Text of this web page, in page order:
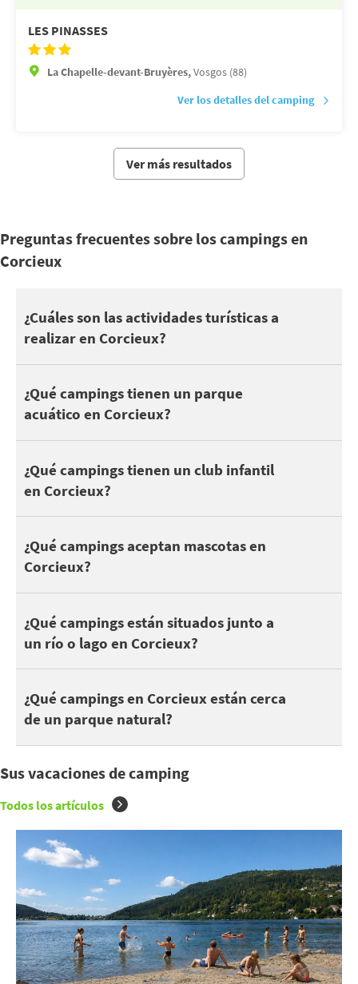
LES PINASSES
La Chapelle-devant-Bruyères,Vosgos (88)
Ver los detalles del camping
Ver más resultados
Preguntas frecuentes sobre los campings en
Corcieux
¿Cuáles son las actividades turísticas a
realizar en Corcieux?
Corcieux se encuentra cerca de Massif des Vosges
También puede aprovechar sus vacaciones en Corcieux para
En cuanto a la naturaleza, descubra LE CHAMP DE ROCHES en
Salir con los niños y disfrutar de las atracciones cerca : PLANET'
¿Qué campings tienen un parque
acuático en Corcieux?
4 campings en Corcieux tienen piscina. Dependiendo del
¿Qué campings tienen un club infantil
en Corcieux?
A los niños y adolescentes les gusta acampar para hacer
¿Qué campings aceptan mascotas en
Corcieux?
Estos son algunos campings que aceptan mascotas en
¿Qué campings están situados junto a
un río o lago en Corcieux?
Puedes encontrar 4 campings en Corcieux junto a un lago o
¿Qué campings en Corcieux están cerca
de un parque natural?
Estar cerca de un parque natural es estupendo para disfrutar
Sus vacaciones de camping
Todos los artículos